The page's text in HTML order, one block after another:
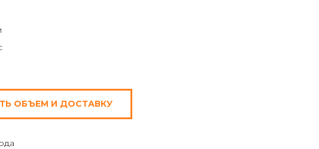
ОБЪЕМ И ДОСТАВКУ